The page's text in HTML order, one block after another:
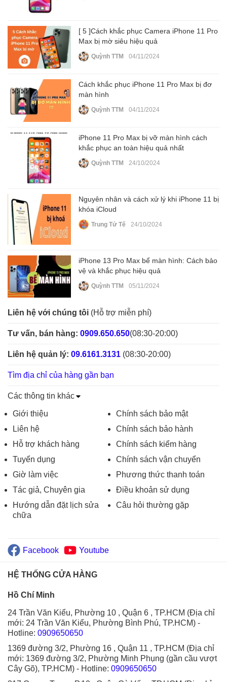
[ 5 ]Cách khắc phục Camera iPhone 11 Pro
Max bị mờ siêu hiệu quả
Quỳnh TTM 04/11/2024
Cách khắc phục iPhone 11 Pro Max bị đơ
màn hình
Quỳnh TTM 04/11/2024
iPhone 11 Pro Max bị vỡ màn hình cách
khắc phục an toàn hiệu quả nhất
Quỳnh TTM 24/10/2024
Nguyên nhân và cách xử lý khi iPhone 11 bị
khóa iCloud
Trung Tử Tế 24/10/2024
iPhone 13 Pro Max bể màn hình: Cách bảo
vệ và khắc phục hiệu quả
Quỳnh TTM 05/11/2024
Liên hệ với chúng tôi (Hỗ trợ miễn phí)
Tư vấn, bán hàng: 0909.650.650(08:30-20:00)
Liên hệ quản lý: 09.6161.3131 (08:30-20:00)
Tìm địa chỉ của hàng gần bạn
Các thông tin khác
Giới thiệu
Liên hệ
Hỗ trợ khách hàng
Tuyển dụng
Giờ làm việc
Tác giả, Chuyên gia
Hướng dẫn đặt lịch sửa
chữa
Chính sách bảo mật
Chính sách bảo hành
Chính sách kiểm hàng
Chính sách vận chuyển
Phương thức thanh toán
Điều khoản sử dụng
Câu hỏi thường gặp
Facebook Youtube
HỆ THỐNG CỬA HÀNG
Hồ Chí Minh
24 Trần Văn Kiểu, Phường 10 , Quận 6 , TP.HCM (Địa chỉ
mới: 24 Trần Văn Kiểu, Phường Bình Phú, TP.HCM) -
Hotline: 0909650650
1369 đường 3/2, Phường 16 , Quận 11 , TP.HCM (Địa chỉ
mới: 1369 đường 3/2, Phường Minh Phụng (gần cầu vượt
Cây Gõ), TP.HCM) - Hotline: 0909650650